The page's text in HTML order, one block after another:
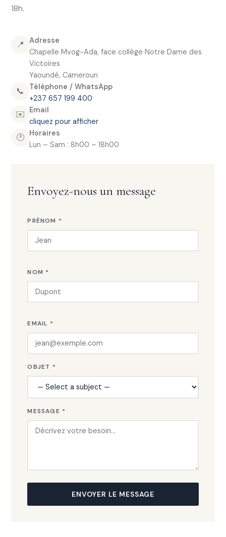
18h.
📍
Adresse
Chapelle Mvog-Ada, face collège Notre Dame des
Victoires
Yaoundé, Cameroun
📞
Téléphone / WhatsApp
+237 657 199 400
✉️
Email
cliquez pour afficher
🕐
Horaires
Lun – Sam : 8h00 – 18h00
Envoyez-nous un message
PRÉNOM *
NOM *
EMAIL *
OBJET *
MESSAGE *
ENVOYER LE MESSAGE